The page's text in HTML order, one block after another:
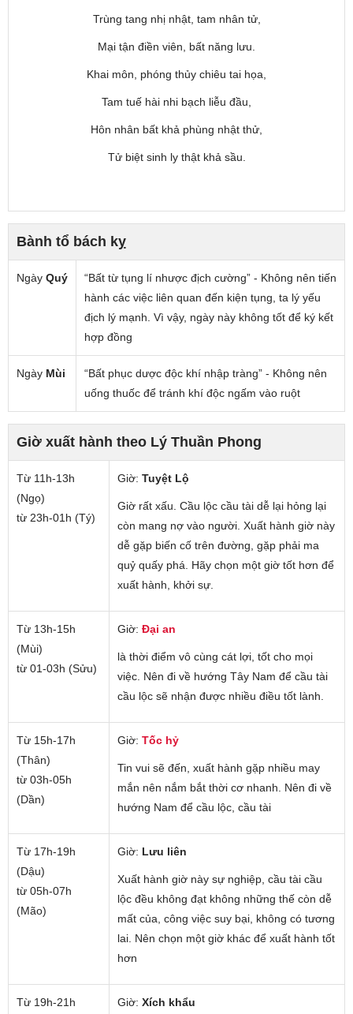
Trùng tang nhị nhật, tam nhân tử,
Mại tận điền viên, bất năng lưu.
Khai môn, phóng thủy chiêu tai họa,
Tam tuế hài nhi bạch liễu đầu,
Hôn nhân bất khả phùng nhật thử,
Tử biệt sinh ly thật khả sầu.
Bành tổ bách kỵ
Ngày Quý
“Bất từ tụng lí nhược địch cường” - Không nên tiến
hành các việc liên quan đến kiện tụng, ta lý yếu
địch lý mạnh. Vì vậy, ngày này không tốt để ký kết
hợp đồng
Ngày Mùi
“Bất phục dược độc khí nhập tràng” - Không nên
uống thuốc để tránh khí độc ngấm vào ruột
Giờ xuất hành theo Lý Thuần Phong
Từ 11h-13h
(Ngọ)
từ 23h-01h (Tý)
Giờ: Tuyệt Lộ
Giờ rất xấu. Cầu lộc cầu tài dễ lại hỏng lại
còn mang nợ vào người. Xuất hành giờ này
dễ gặp biến cố trên đường, gặp phải ma
quỷ quấy phá. Hãy chọn một giờ tốt hơn để
xuất hành, khởi sự.
Từ 13h-15h
(Mùi)
từ 01-03h (Sửu)
Giờ: Đại an
là thời điểm vô cùng cát lợi, tốt cho mọi
việc. Nên đi về hướng Tây Nam để cầu tài
cầu lộc sẽ nhận được nhiều điều tốt lành.
Từ 15h-17h
(Thân)
từ 03h-05h
(Dần)
Giờ: Tốc hỷ
Tin vui sẽ đến, xuất hành gặp nhiều may
mắn nên nắm bắt thời cơ nhanh. Nên đi về
hướng Nam để cầu lộc, cầu tài
Từ 17h-19h
(Dậu)
từ 05h-07h
(Mão)
Giờ: Lưu liên
Xuất hành giờ này sự nghiệp, cầu tài cầu
lộc đều không đạt không những thế còn dễ
mất của, công việc suy bại, không có tương
lai. Nên chọn một giờ khác để xuất hành tốt
hơn
Từ 19h-21h
Giờ: Xích khẩu